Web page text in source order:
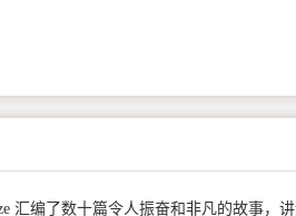
汇编了数十篇令人振奋和非凡的故事，